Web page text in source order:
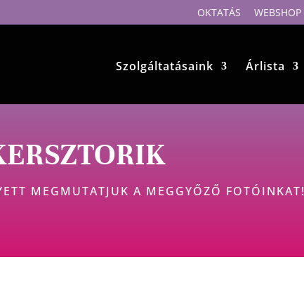
OKTATÁS WEBSHOP
Szolgáltatásaink Árlista
MEGMUTATJUK A MEGGYŐZŐ FOTÓINKAT!